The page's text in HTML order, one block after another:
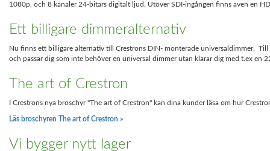
1080p, och 8 kanaler 24-bitars digitalt ljud. Utöver SDI-ingången finns även en
Ett billigare dimmeralternativ
Nu finns ett billigare alternativ till Crestrons DIN- monterade universaldimmer.
och passar dig som inte behöver en universal dimmer utan klarar dig med t.ex en
The art of Crestron
I Crestrons nya broschyr "The art of Crestron" kan dina kunder läsa om hur
Läs broschyren The art of Crestron »
Vi bygger nytt lager